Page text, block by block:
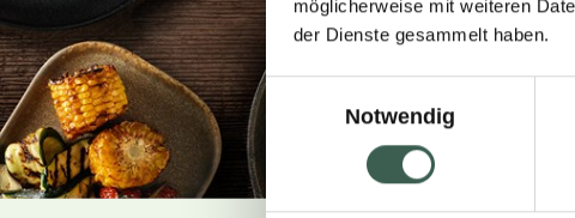
möglicherweise mit weiteren
der Dienste gesammelt haben.
Einwilligungsauswahl
Notwendig